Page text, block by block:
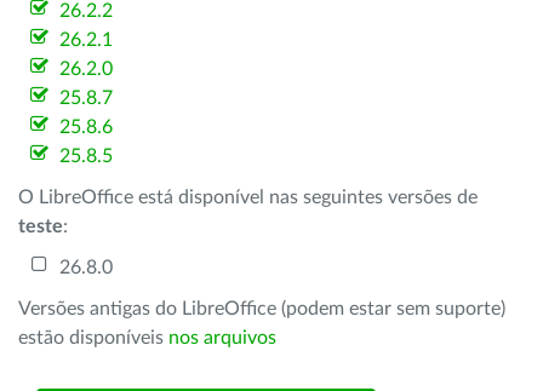
26.2.2
26.2.1
26.2.0
25.8.7
25.8.6
25.8.5
O LibreOffice está disponível nas seguintes versões de
teste:
26.8.0
Versões antigas do LibreOffice (podem estar sem suporte)
estão disponíveis nos arquivos